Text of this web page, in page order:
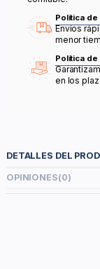
Política de
Envíos
menor
Política
en los
DETALLES DEL
OPINIONES(0)